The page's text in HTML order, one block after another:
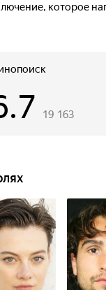
которое
19 163